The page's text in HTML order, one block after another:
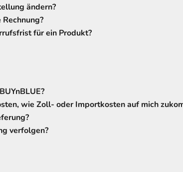
ändern?
für ein Produkt?
wie Zoll- oder Importkosten auf mich
verfolgen?